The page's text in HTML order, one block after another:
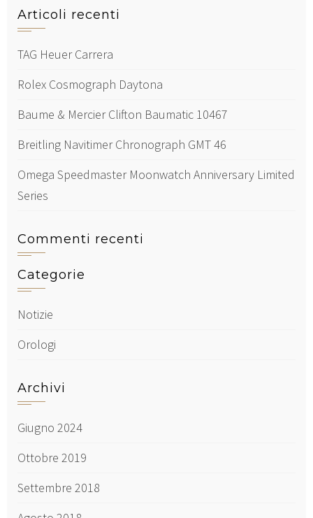
Articoli recenti
TAG Heuer Carrera
Rolex Cosmograph Daytona
Baume & Mercier Clifton Baumatic 10467
Breitling Navitimer Chronograph GMT 46
Omega Speedmaster Moonwatch Anniversary Limited
Series
Commenti recenti
Categorie
Notizie
Orologi
Archivi
Giugno 2024
Ottobre 2019
Settembre 2018